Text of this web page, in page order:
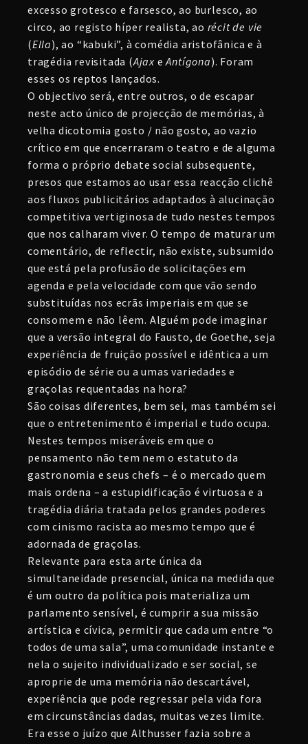
excesso grotesco e farsesco, ao burlesco, ao
circo, ao registo híper realista, ao récit de vie
(Ella), ao “kabuki”, à comédia aristofânica e à
tragédia revisitada (Ajax eAntígona). Foram
esses os reptos lançados.
O objectivo será, entre outros, o de escapar
neste acto único de projecção de memórias, à
velha dicotomia gosto / não gosto, ao vazio
crítico em que encerraram o teatro e de alguma
forma o próprio debate social subsequente,
presos que estamos ao usar essa reacção clichê
aos fluxos publicitários adaptados à alucinação
competitiva vertiginosa de tudo nestes tempos
que nos calharam viver. O tempo de maturar um
comentário, de reflectir, não existe, subsumido
que está pela profusão de solicitações em
agenda e pela velocidade com que vão sendo
substituídas nos ecrãs imperiais em que se
consomem e não lêem. Alguém pode imaginar
que a versão integral do Fausto, de Goethe, seja
experiência de fruição possível e idêntica a um
episódio de série ou a umas variedades e
graçolas requentadas na hora?
São coisas diferentes, bem sei, mas também sei
que o entretenimento é imperial e tudo ocupa.
Nestes tempos miseráveis em que o
pensamento não tem nem o estatuto da
gastronomia e seus chefs – é o mercado quem
mais ordena – a estupidificação é virtuosa e a
tragédia diária tratada pelos grandes poderes
com cinismo racista ao mesmo tempo que é
adornada de graçolas.
Relevante para esta arte única da
simultaneidade presencial, única na medida que
é um outro da política pois materializa um
parlamento sensível, é cumprir a sua missão
artística e cívica, permitir que cada um entre “o
todos de uma sala”, uma comunidade instante e
nela o sujeito individualizado e ser social, se
aproprie de uma memória não descartável,
experiência que pode regressar pela vida fora
em circunstâncias dadas, muitas vezes limite.
Era esse o juízo que Althusser fazia sobre a